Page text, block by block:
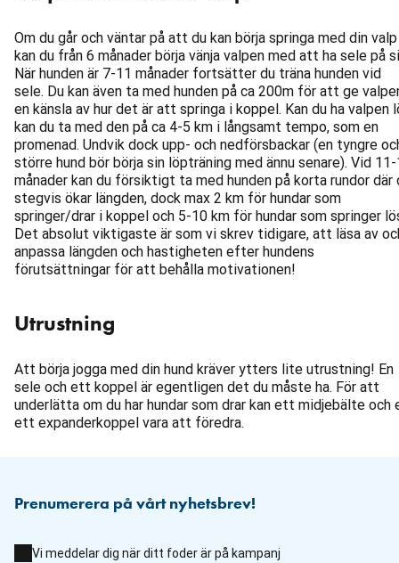
Om du går och väntar på att du kan börja springa med din valp
kan du från 6 månader börja vänja valpen med att ha sele på
När hunden är 7-11 månader fortsätter du träna hunden vid
sele. Du kan även ta med hunden på ca 200m för att ge
en känsla av hur det är att springa i koppel. Kan du ha valpen
kan du ta med den på ca 4-5 km i långsamt tempo, som en
promenad. Undvik dock upp- och nedförsbackar (en tyngre
större hund bör börja sin löpträning med ännu senare). Vid
månader kan du försiktigt ta med hunden på korta rundor där
stegvis ökar längden, dock max 2 km för hundar som
springer/drar i koppel och 5-10 km för hundar som springer
Det absolut viktigaste är som vi skrev tidigare, att läsa av
anpassa längden och hastigheten efter hundens
förutsättningar för att behålla motivationen!
Utrustning
Att börja jogga med din hund kräver ytters lite utrustning! En
sele och ett koppel är egentligen det du måste ha. För att
underlätta om du har hundar som drar kan ett midjebälte och
ett expanderkoppel vara att föredra.
Prenumerera på vårt nyhetsbrev!
Vi meddelar dig när ditt foder är på kampanj